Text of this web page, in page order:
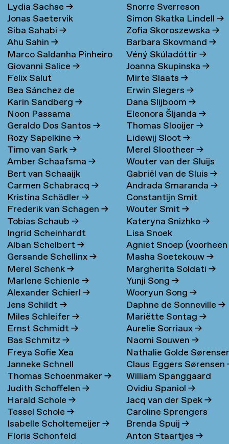
Lydia Sachse→
Jonas Saetervik
Siba Sahabi→
Ahu Sahin→
Marco Saldanha Pinheiro
→
Giovanni Salice→
Felix Salut
Bea Sánchez de
Lamadrid Bayón→
Karin Sandberg→
Noon Passama
Sanpatchayapong→
Geraldo Dos Santos→
Rozy Sapelkine→
Timo van Sark→
Amber Schaafsma→
Bert van Schaaijk
Carmen Schabracq→
Kristina Schädler→
Frederik van Schagen→
Tobias Schaub→
Ingrid Scheinhardt
Alban Schelbert→
Gersande Schellinx→
Merel Schenk→
Marlene Schienle→
Alexander Schierl→
Jens Schildt→
Miles Schleifer→
Ernst Schmidt→
Bas Schmitz→
Freya Sofie Xea
Schneevoigt→
Janneke Schnell
Thomas Schoenmaker→
Judith Schoffelen→
Harald Schole→
Tessel Schole→
Isabelle Scholtemeijer→
Floris Schonfeld
Snorre Sverreson
Skarveland Petlund→
Simon Skatka Lindell→
Zofia Skoroszewska→
Barbara Skovmand→
Véný Skúladóttir→
Joanna Skupinska→
Mirte Slaats→
Erwin Slegers→
Dana Slijboom→
Eleonora Šljanda→
Thomas Slooijer→
Lidewij Sloot→
Merel Slootheer→
Wouter van der Sluijs
Gabriël van de Sluis→
Andrada Smaranda→
Constantijn Smit
Wouter Smit→
Kateryna Snizhko→
Lisa Snoek
Agniet Snoep (voorheen
Meijerman)→
Masha Soetekouw→
Margherita Soldati→
Yunji Song→
Wooryun Song→
Daphne de Sonneville→
Mariëtte Sontag→
Aurelie Sorriaux→
Naomi Souwen→
Nathalie Golde
→
Claus Eggers Sørensen
William Spanggaard
Nielsen→
Ovidiu Spaniol→
Jacq van der Spek→
Caroline Sprengers
Brenda Spuij→
Anton Staartjes→